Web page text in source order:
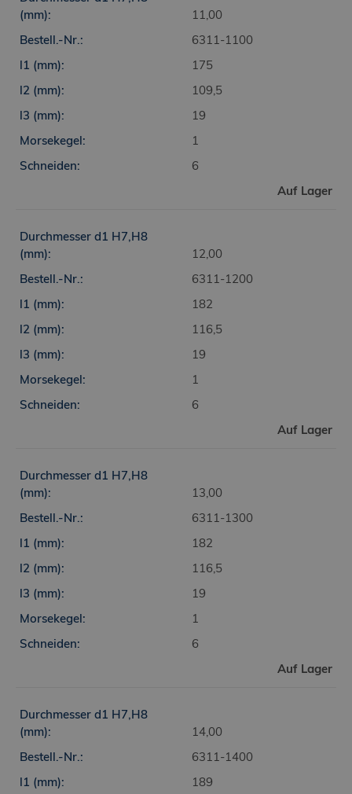
11,00
6311-1100
175
109,5
19
1
6
Auf Lager
12,00
6311-1200
182
116,5
19
1
6
Auf Lager
13,00
6311-1300
182
116,5
19
1
6
Auf Lager
14,00
6311-1400
189